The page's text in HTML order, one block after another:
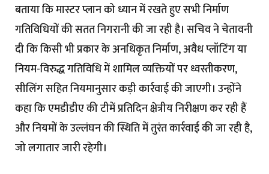
बताया कि मास्टर प्लान को ध्यान में रखते हुए सभी निर्माण
गतिविधियों की सतत निगरानी की जा रही है। सचिव ने चेतावनी
दी कि किसी भी प्रकार के अनधिकृत निर्माण, अवैध प्लॉटिंग या
नियम-विरुद्ध गतिविधि में शामिल व्यक्तियों पर ध्वस्तीकरण,
सीलिंग सहित नियमानुसार कड़ी कार्रवाई की जाएगी। उन्होंने
कहा कि एमडीडीए की टीमें प्रतिदिन क्षेत्रीय निरीक्षण कर रही हैं
और नियमों के उल्लंघन की स्थिति में तुरंत कार्रवाई की जा रही है,
जो लगातार जारी रहेगी।